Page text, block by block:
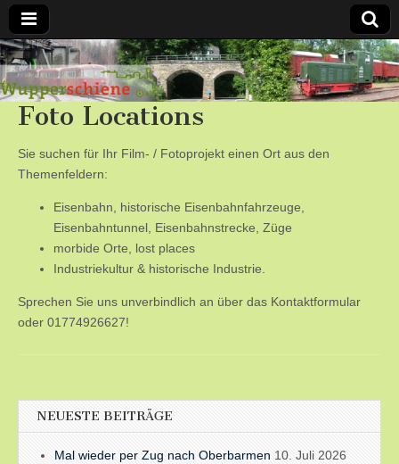
Bergische
Bahnen /
Förderverein
Wupperschiene
e.V.
Foto Locations
Sie suchen für Ihr Film- / Fotoprojekt einen Ort aus den
Themenfeldern:
Eisenbahn, historische Eisenbahnfahrzeuge,
Eisenbahntunnel, Eisenbahnstrecke, Züge
morbide Orte, lost places
Industriekultur & historische Industrie.
Sprechen Sie uns unverbindlich an über das Kontaktformular
oder 01774926627!
NEUESTE BEITRÄGE
Mal wieder per Zug nach Oberbarmen 10. Juli 2026